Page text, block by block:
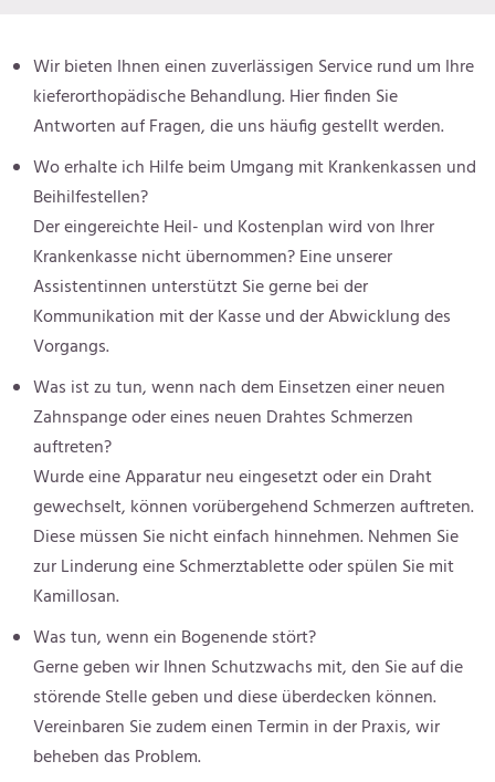
Wir bieten Ihnen einen zuverlässigen Service rund um Ihre
kieferorthopädische Behandlung. Hier finden Sie
Antworten auf Fragen, die uns häufig gestellt werden.
Wo erhalte ich Hilfe beim Umgang mit Krankenkassen und
Beihilfestellen?
Der eingereichte Heil- und Kostenplan wird von Ihrer
Krankenkasse nicht übernommen? Eine unserer
Assistentinnen unterstützt Sie gerne bei der
Kommunikation mit der Kasse und der Abwicklung des
Vorgangs.
Was ist zu tun, wenn nach dem Einsetzen einer neuen
Zahnspange oder eines neuen Drahtes Schmerzen
auftreten?
Wurde eine Apparatur neu eingesetzt oder ein Draht
gewechselt, können vorübergehend Schmerzen auftreten.
Diese müssen Sie nicht einfach hinnehmen. Nehmen Sie
zur Linderung eine Schmerztablette oder spülen Sie mit
Kamillosan.
Was tun, wenn ein Bogenende stört?
Gerne geben wir Ihnen Schutzwachs mit, den Sie auf die
störende Stelle geben und diese überdecken können.
Vereinbaren Sie zudem einen Termin in der Praxis, wir
beheben das Problem.